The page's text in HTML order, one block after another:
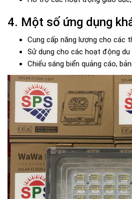
4. Một số ứng dụng
Cung cấp năng lượng cho các
Sử dụng cho các hoạt động du
Chiếu sáng biển quảng cáo,